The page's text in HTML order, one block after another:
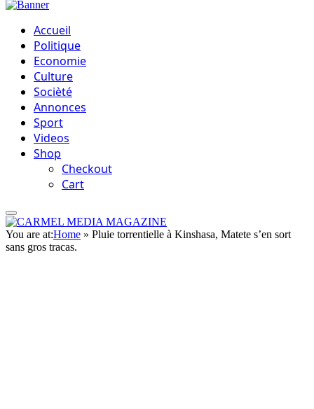
Accueil
Politique
Economie
Culture
Socièté
Annonces
Sport
Videos
Shop
Checkout
Cart
You are at:Home » Pluie torrentielle à Kinshasa, Matete s’en sort
sans gros tracas.